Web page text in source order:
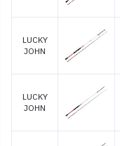
LUCKY
JOHN
LUCKY
JOHN